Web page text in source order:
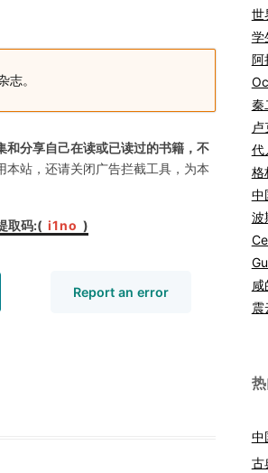
志。
和分享自己在读或已读过的书籍，不
本站，还请关闭广告拦截工具，为本
取码:( i1no )
Report an error
世
学
阿
秦
代
格
中
波
震
中
古